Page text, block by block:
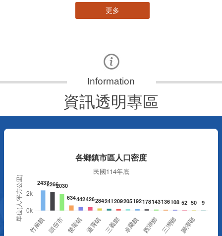
更多
資訊透明專區